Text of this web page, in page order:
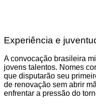
Experiência e
A convocação brasileira
jovens talentos. Nomes
que disputarão seu
de renovação sem abrir
enfrentar a pressão do